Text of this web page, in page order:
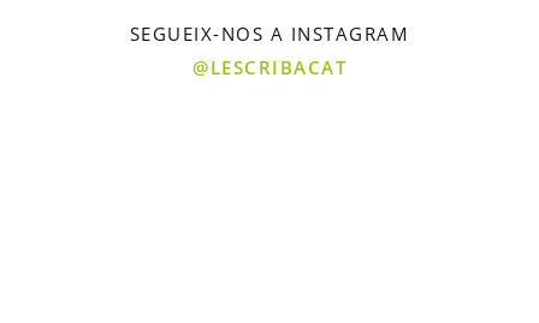
SEGUEIX-NOS A INSTAGRAM
@LESCRIBACAT